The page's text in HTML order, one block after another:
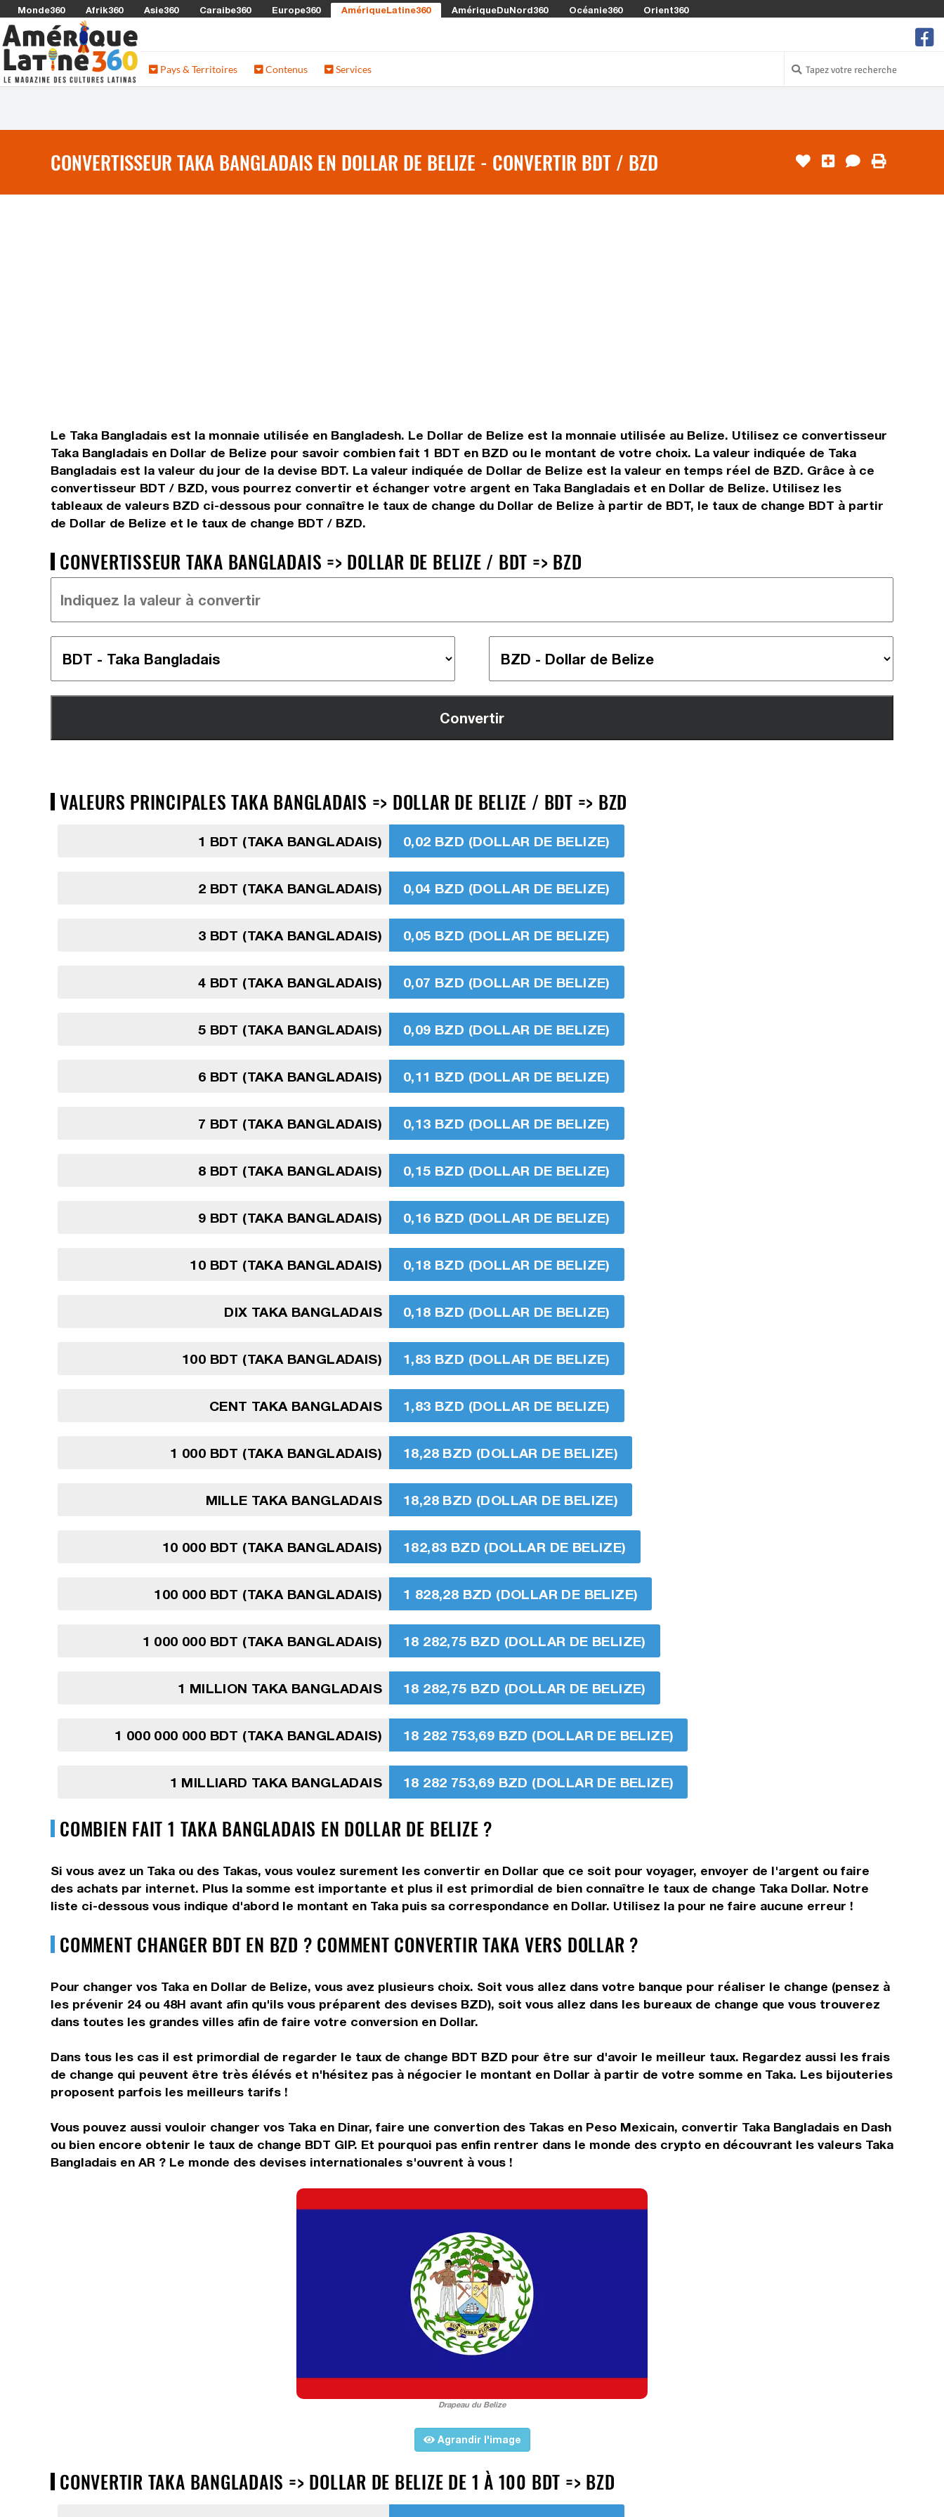
Monde360 Afrik360 Asie360 Caraibe360 Europe360 AmériqueLatine360 AmériqueDuNord360 Océanie360 Orient360
Pays & Territoires Contenus Services
CONVERTISSEUR TAKA BANGLADAIS EN DOLLAR DE BELIZE - CONVERTIR BDT / BZD
Le Taka Bangladais est la monnaie utilisée en Bangladesh. Le Dollar de Belize est la monnaie utilisée au Belize. Utilisez ce convertisseur
Taka Bangladais en Dollar de Belize pour savoir combien fait 1 BDT en BZD ou le montant de votre choix. La valeur indiquée de Taka
Bangladais est la valeur du jour de la devise BDT. La valeur indiquée de Dollar de Belize est la valeur en temps réel de BZD. Grâce à ce
convertisseur BDT / BZD, vous pourrez convertir et échanger votre argent en Taka Bangladais et en Dollar de Belize. Utilisez les
tableaux de valeurs BZD ci-dessous pour connaître le taux de change du Dollar de Belize à partir de BDT, le taux de change BDT à partir
de Dollar de Belize et le taux de change BDT / BZD.
CONVERTISSEUR TAKA BANGLADAIS => DOLLAR DE BELIZE / BDT => BZD
VALEURS PRINCIPALES TAKA BANGLADAIS => DOLLAR DE BELIZE / BDT => BZD
1 BDT (TAKA BANGLADAIS) 0,02 BZD (DOLLAR DE BELIZE)
2 BDT (TAKA BANGLADAIS) 0,04 BZD (DOLLAR DE BELIZE)
3 BDT (TAKA BANGLADAIS) 0,05 BZD (DOLLAR DE BELIZE)
4 BDT (TAKA BANGLADAIS) 0,07 BZD (DOLLAR DE BELIZE)
5 BDT (TAKA BANGLADAIS) 0,09 BZD (DOLLAR DE BELIZE)
6 BDT (TAKA BANGLADAIS) 0,11 BZD (DOLLAR DE BELIZE)
7 BDT (TAKA BANGLADAIS) 0,13 BZD (DOLLAR DE BELIZE)
8 BDT (TAKA BANGLADAIS) 0,15 BZD (DOLLAR DE BELIZE)
9 BDT (TAKA BANGLADAIS) 0,16 BZD (DOLLAR DE BELIZE)
10 BDT (TAKA BANGLADAIS) 0,18 BZD (DOLLAR DE BELIZE)
DIX TAKA BANGLADAIS 0,18 BZD (DOLLAR DE BELIZE)
100 BDT (TAKA BANGLADAIS) 1,83 BZD (DOLLAR DE BELIZE)
CENT TAKA BANGLADAIS 1,83 BZD (DOLLAR DE BELIZE)
1 000 BDT (TAKA BANGLADAIS) 18,28 BZD (DOLLAR DE BELIZE)
MILLE TAKA BANGLADAIS 18,28 BZD (DOLLAR DE BELIZE)
10 000 BDT (TAKA BANGLADAIS) 182,83 BZD (DOLLAR DE BELIZE)
100 000 BDT (TAKA BANGLADAIS) 1 828,28 BZD (DOLLAR DE BELIZE)
1 000 000 BDT (TAKA BANGLADAIS) 18 282,75 BZD (DOLLAR DE BELIZE)
1 MILLION TAKA BANGLADAIS 18 282,75 BZD (DOLLAR DE BELIZE)
1 000 000 000 BDT (TAKA BANGLADAIS) 18 282 753,69 BZD (DOLLAR DE BELIZE)
1 MILLIARD TAKA BANGLADAIS 18 282 753,69 BZD (DOLLAR DE BELIZE)
COMBIEN FAIT 1 TAKA BANGLADAIS EN DOLLAR DE BELIZE ?
Si vous avez un Taka ou des Takas, vous voulez surement les convertir en Dollar que ce soit pour voyager, envoyer de l'argent ou faire
des achats par internet. Plus la somme est importante et plus il est primordial de bien connaître le taux de change Taka Dollar. Notre
liste ci-dessous vous indique d'abord le montant en Taka puis sa correspondance en Dollar. Utilisez la pour ne faire aucune erreur !
COMMENT CHANGER BDT EN BZD ? COMMENT CONVERTIR TAKA VERS DOLLAR ?
Pour changer vos Taka en Dollar de Belize, vous avez plusieurs choix. Soit vous allez dans votre banque pour réaliser le change (pensez à
les prévenir 24 ou 48H avant afin qu'ils vous préparent des devises BZD), soit vous allez dans les bureaux de change que vous trouverez
dans toutes les grandes villes afin de faire votre conversion en Dollar.
Dans tous les cas il est primordial de regarder le taux de change BDT BZD pour être sur d'avoir le meilleur taux. Regardez aussi les frais
de change qui peuvent être très élévés et n'hésitez pas à négocier le montant en Dollar à partir de votre somme en Taka. Les bijouteries
proposent parfois les meilleurs tarifs !
Vous pouvez aussi vouloir changer vos Taka en Dinar, faire une convertion des Takas en Peso Mexicain, convertir Taka Bangladais en Dash
ou bien encore obtenir le taux de change BDT GIP. Et pourquoi pas enfin rentrer dans le monde des crypto en découvrant les valeurs Taka
Bangladais en AR ? Le monde des devises internationales s'ouvrent à vous !
Drapeau du Belize
Agrandir l'image
CONVERTIR TAKA BANGLADAIS => DOLLAR DE BELIZE DE 1 À 100 BDT => BZD